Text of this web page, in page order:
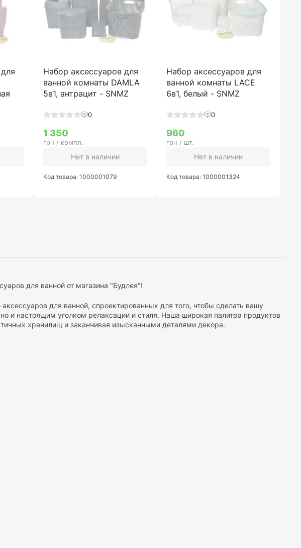
для ванной от магазина "Будлея"!
для ванной, спроектированных для того, чтобы сделать вашу
и настоящим уголком релаксации и стиля. Наша широкая палитра продуктов
хранилищ и заканчивая изысканными деталями декора.
Набор аксессуаров для
ванной комнаты DAMLA
5в1, антрацит - SNMZ
0
1 350
грн / компл.
Нет в наличии
Код товара: 1000001079
Набор аксессуаров для
ванной комнаты LACE
6в1, белый - SNMZ
0
960
грн / шт.
Нет в наличии
Код товара: 1000001324